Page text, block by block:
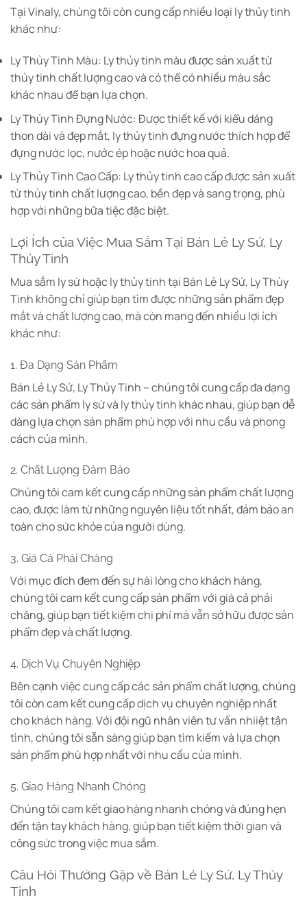
Tại Vinaly, chúng tôi còn cung cấp nhiều loại ly thủy tinh
khác như:
Ly Thủy Tinh Màu: Ly thủy tinh màu được sản xuất từ
thủy tinh chất lượng cao và có thể có nhiều màu sắc
khác nhau để bạn lựa chọn.
Ly Thủy Tinh Đựng Nước: Được thiết kế với kiểu dáng
thon dài và đẹp mắt, ly thủy tinh đựng nước thích hợp để
đựng nước lọc, nước ép hoặc nước hoa quả.
Ly Thủy Tinh Cao Cấp: Ly thủy tinh cao cấp được sản xuất
từ thủy tinh chất lượng cao, bền đẹp và sang trọng, phù
hợp với những bữa tiệc đặc biệt.
Lợi Ích của Việc Mua Sắm Tại Bán Lẻ Ly Sứ, Ly
Thủy Tinh
Mua sắm ly sứ hoặc ly thủy tinh tại Bán Lẻ Ly Sứ, Ly Thủy
Tinh không chỉ giúp bạn tìm được những sản phẩm đẹp
mắt và chất lượng cao, mà còn mang đến nhiều lợi ích
khác như:
1. Đa Dạng Sản Phẩm
Bán Lẻ Ly Sứ, Ly Thủy Tinh – chúng tôi cung cấp đa dạng
các sản phẩm ly sứ và ly thủy tinh khác nhau, giúp bạn dễ
dàng lựa chọn sản phẩm phù hợp với nhu cầu và phong
cách của mình.
2. Chất Lượng Đảm Bảo
Chúng tôi cam kết cung cấp những sản phẩm chất lượng
cao, được làm từ những nguyên liệu tốt nhất, đảm bảo an
toàn cho sức khỏe của người dùng.
3. Giá Cả Phải Chăng
Với mục đích đem đến sự hài lòng cho khách hàng,
chúng tôi cam kết cung cấp sản phẩm với giá cả phải
chăng, giúp bạn tiết kiệm chi phí mà vẫn sở hữu được sản
phẩm đẹp và chất lượng.
4. Dịch Vụ Chuyên Nghiệp
Bên cạnh việc cung cấp các sản phẩm chất lượng, chúng
tôi còn cam kết cung cấp dịch vụ chuyên nghiệp nhất
cho khách hàng. Với đội ngũ nhân viên tư vấn nhiiệt tận
tình, chúng tôi sẵn sàng giúp bạn tìm kiếm và lựa chọn
sản phẩm phù hợp nhất với nhu cầu của mình.
5. Giao Hàng Nhanh Chóng
Chúng tôi cam kết giao hàng nhanh chóng và đúng hẹn
đến tận tay khách hàng, giúp bạn tiết kiệm thời gian và
công sức trong việc mua sắm.
Câu Hỏi Thường Gặp về Bán Lẻ Ly Sứ, Ly Thủy
Tinh